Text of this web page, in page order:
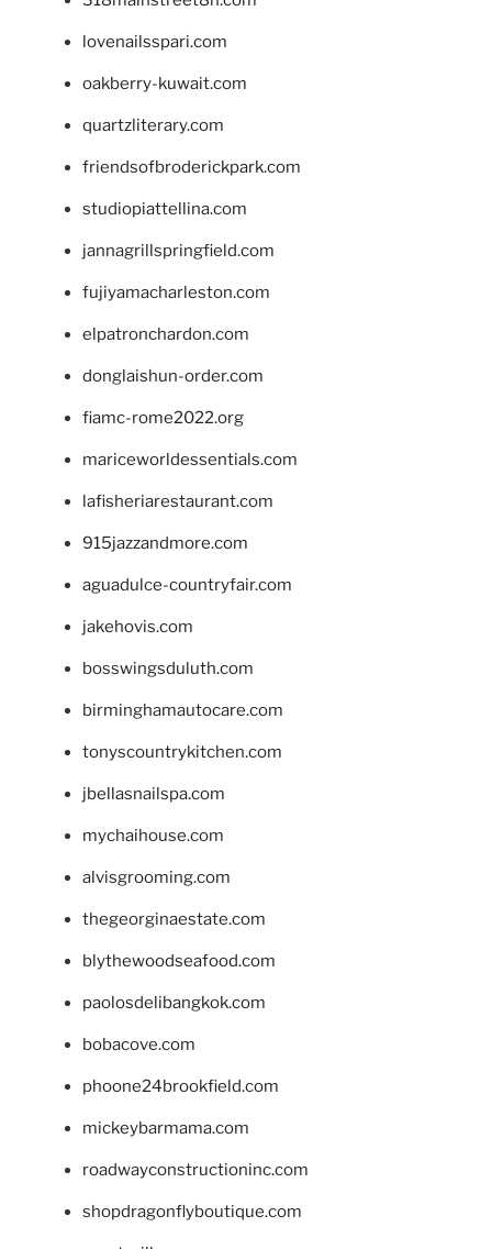
lovenailsspari.com
oakberry-kuwait.com
quartzliterary.com
friendsofbroderickpark.com
studiopiattellina.com
jannagrillspringfield.com
fujiyamacharleston.com
elpatronchardon.com
donglaishun-order.com
fiamc-rome2022.org
mariceworldessentials.com
lafisheriarestaurant.com
915jazzandmore.com
aguadulce-countryfair.com
jakehovis.com
bosswingsduluth.com
birminghamautocare.com
tonyscountrykitchen.com
jbellasnailspa.com
mychaihouse.com
alvisgrooming.com
thegeorginaestate.com
blythewoodseafood.com
paolosdelibangkok.com
bobacove.com
phoone24brookfield.com
mickeybarmama.com
roadwayconstructioninc.com
shopdragonflyboutique.com